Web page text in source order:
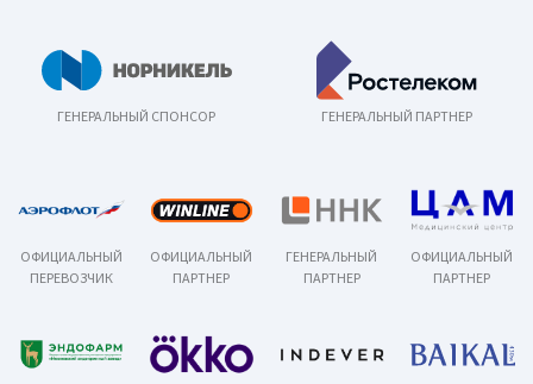
ГЕНЕРАЛЬНЫЙ СПОНСОР ГЕНЕРАЛЬНЫЙ ПАРТНЕР
ОФИЦИАЛЬНЫЙ
ПЕРЕВОЗЧИК
ОФИЦИАЛЬНЫЙ
ПАРТНЕР
ГЕНЕРАЛЬНЫЙ
ПАРТНЕР
ОФИЦИАЛЬНЫЙ
ПАРТНЕР